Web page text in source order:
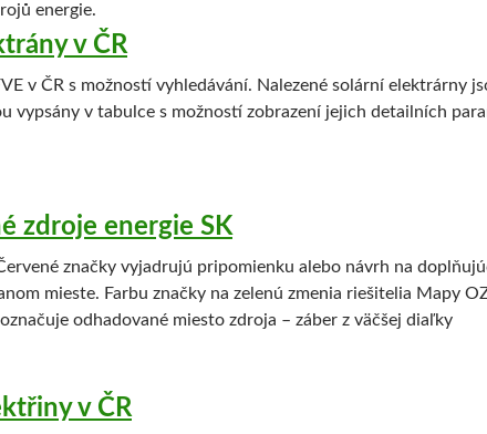
energie.
v ČR
v ČR s možností vyhledávání. Nalezené solární elektrárny
vypsány v tabulce s možností zobrazení jejich detailních
zdroje energie SK
značky vyjadrujú pripomienku alebo návrh na
mieste. Farbu značky na zelenú zmenia riešitelia Mapy
odhadované miesto zdroja – záber z väčšej diaľky
v ČR